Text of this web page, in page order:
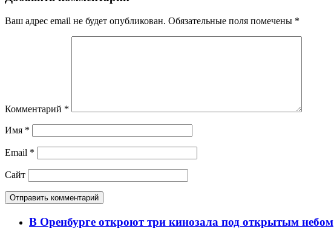
Ваш адрес email не будет опубликован. Обязательные поля помечены *
Комментарий *
Имя *
Email *
Сайт
В Оренбурге откроют три кинозала под открытым небом